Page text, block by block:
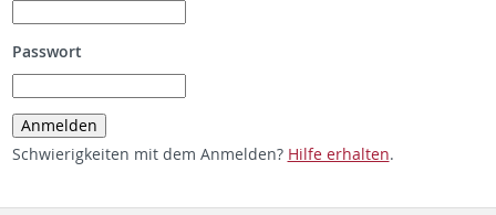
Passwort
Schwierigkeiten mit dem Anmelden? Hilfe erhalten.